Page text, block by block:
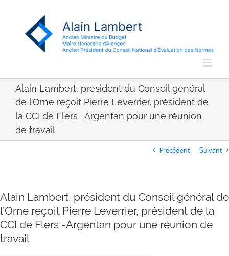
Alain Lambert, président du Conseil général
de l’Orne reçoit Pierre Leverrier, président de
la CCI de Flers -Argentan pour une réunion
de travail
Précédent Suivant
Alain Lambert, président du Conseil général de
l’Orne reçoit Pierre Leverrier, président de la
CCI de Flers -Argentan pour une réunion de
travail